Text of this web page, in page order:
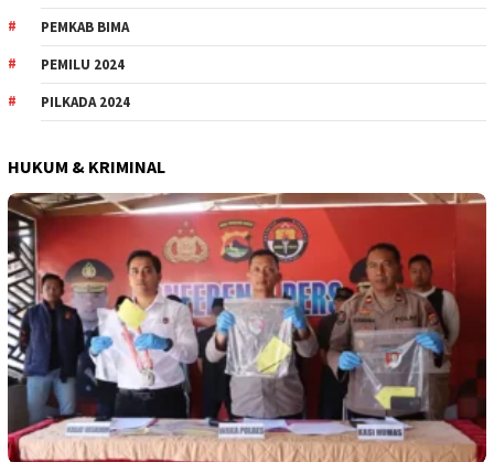
PEMKAB BIMA
PEMILU 2024
PILKADA 2024
HUKUM & KRIMINAL